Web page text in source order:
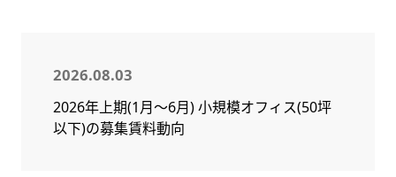
2026.08.03
2026年上期(1月～6月) 小規模オフィス(50坪
以下)の募集賃料動向